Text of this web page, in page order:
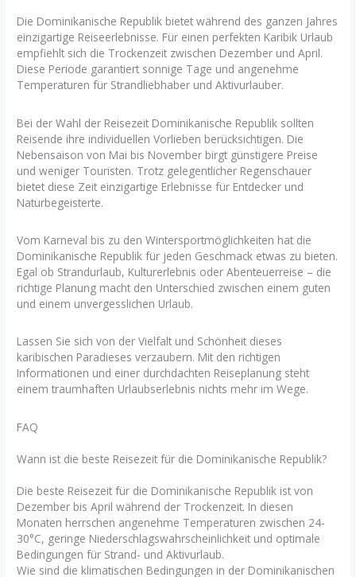
Die Dominikanische Republik bietet während des ganzen Jahres
einzigartige Reiseerlebnisse. Für einen perfekten Karibik Urlaub
empfiehlt sich die Trockenzeit zwischen Dezember und April.
Diese Periode garantiert sonnige Tage und angenehme
Temperaturen für Strandliebhaber und Aktivurlauber.
Bei der Wahl der Reisezeit Dominikanische Republik sollten
Reisende ihre individuellen Vorlieben berücksichtigen. Die
Nebensaison von Mai bis November birgt günstigere Preise
und weniger Touristen. Trotz gelegentlicher Regenschauer
bietet diese Zeit einzigartige Erlebnisse für Entdecker und
Naturbegeisterte.
Vom Karneval bis zu den Wintersportmöglichkeiten hat die
Dominikanische Republik für jeden Geschmack etwas zu bieten.
Egal ob Strandurlaub, Kulturerlebnis oder Abenteuerreise – die
richtige Planung macht den Unterschied zwischen einem guten
und einem unvergesslichen Urlaub.
Lassen Sie sich von der Vielfalt und Schönheit dieses
karibischen Paradieses verzaubern. Mit den richtigen
Informationen und einer durchdachten Reiseplanung steht
einem traumhaften Urlaubserlebnis nichts mehr im Wege.
FAQ
Wann ist die beste Reisezeit für die Dominikanische Republik?
Die beste Reisezeit für die Dominikanische Republik ist von
Dezember bis April während der Trockenzeit. In diesen
Monaten herrschen angenehme Temperaturen zwischen 24-
30°C, geringe Niederschlagswahrscheinlichkeit und optimale
Bedingungen für Strand- und Aktivurlaub.
Wie sind die klimatischen Bedingungen in der Dominikanischen